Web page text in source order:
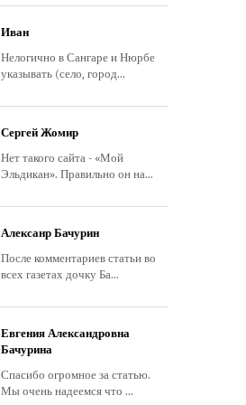
Иван
Нелогично в Сангаре и Нюрбе
указывать (село, город...
Сергей Жомир
Нет такого сайта - «Мой
Эльдикан». Правильно он на...
Алексанр Бачурин
После комментариев статьи во
всех газетах дочку Ба...
Евгения Александровна
Бачурина
Спасибо огромное за статью.
Мы очень надеемся что ...